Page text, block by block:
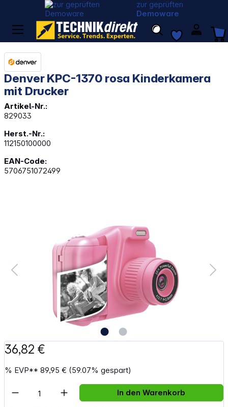
zur geprüften
Demoware
Denver KPC-1370 rosa Kinderkamera
mit Drucker
Artikel-Nr.:
829033
Herst.-Nr.:
112150100000
EAN-Code:
5706751072499
36,82 €
% EVP**89,95 € (59.07% gespart)
Artikel Anzahl: Gib den gewünschten
In den Warenkorb